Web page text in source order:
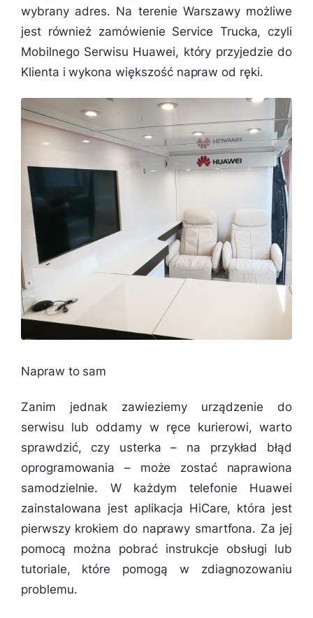
wybrany adres. Na terenie Warszawy możliwe
jest również zamówienie Service Trucka, czyli
Mobilnego Serwisu Huawei, który przyjedzie do
Klienta i wykona większość napraw od ręki.
Napraw to sam
Zanim jednak zawieziemy urządzenie do
serwisu lub oddamy w ręce kurierowi, warto
sprawdzić, czy usterka – na przykład błąd
oprogramowania – może zostać naprawiona
samodzielnie. W każdym telefonie Huawei
zainstalowana jest aplikacja HiCare, która jest
pierwszy krokiem do naprawy smartfona. Za jej
pomocą można pobrać instrukcje obsługi lub
tutoriale, które pomogą w zdiagnozowaniu
problemu.